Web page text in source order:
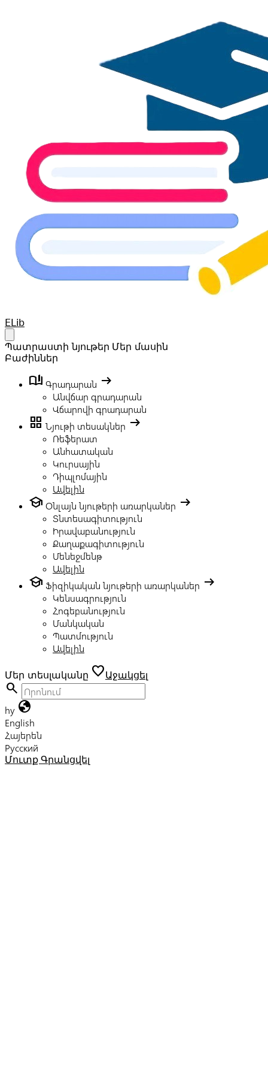
Your Company
ELib
Պատրաստի նյութեր Մեր մասին
Բաժիններ
book_ribbon Գրադարան arrow_right_alt
Անվճար գրադարան
Վճարովի գրադարան
grid_view Նյութի տեսակներ arrow_right_alt
Ռեֆերատ
Անհատական
Կուրսային
Դիպլոմային
Ավելին
school Օնլայն նյութերի առարկաներ arrow_right_alt
Տնտեսագիտություն
Իրավաբանություն
Քաղաքագիտություն
Մենեջմենթ
Ավելին
school Ֆիզիկական նյութերի առարկաներ arrow_right_alt
Կենսագրություն
Հոգեբանություն
Մանկական
Պատմություն
Ավելին
Մեր տեսլականը favoriteԱջակցել
search
hy globe
English
Հայերեն
Русский
Մուտք Գրանցվել